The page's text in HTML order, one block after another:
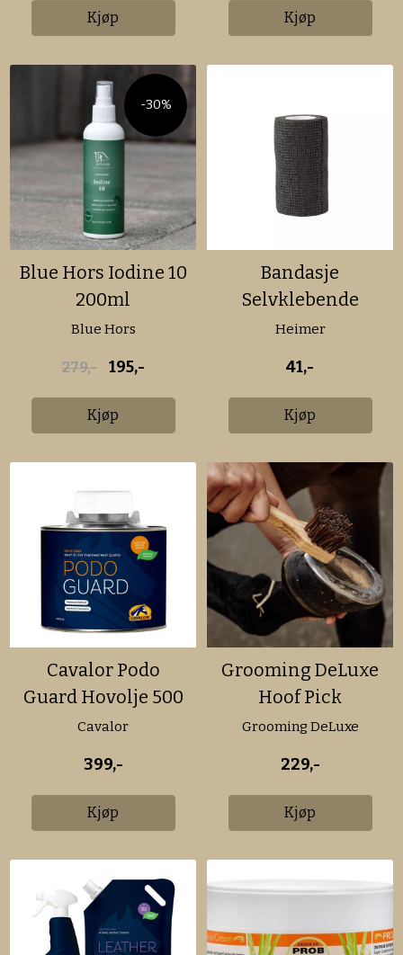
Kjøp Kjøp
-30%
Blue Hors Iodine 10
200ml
Blue Hors
279,- 195,-
Kjøp
Bandasje
Selvklebende
Heimer
41,-
Kjøp
Cavalor Podo
Guard Hovolje 500
ml
Cavalor
399,-
Kjøp
Grooming DeLuxe
Hoof Pick
Grooming DeLuxe
229,-
Kjøp